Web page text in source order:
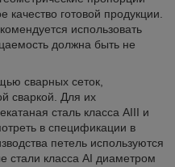
качество готовой продукции.
использовать
должна быть не
сварных сеток,
сваркой. Для их
сталь класса AIII и
в спецификации в
петель используются
стали класса AI диаметром